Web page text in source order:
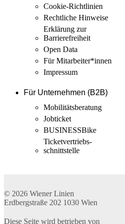
Cookie-Richtlinien
Rechtliche Hinweise
Erklärung zur
Barrierefreiheit
Open Data
Für Mitarbeiter­*innen
Impressum
Für Unternehmen (B2B)
Mobilitäts­beratung
Jobticket
BUSINESSBike
Ticketvertriebs­
schnittstelle
© 2026 Wiener Linien
Erdbergstraße 202 1030 Wien
Diese Seite wird betrieben von